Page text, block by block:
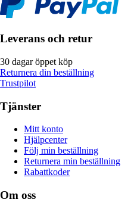
Leverans och retur
30 dagar öppet köp
Returnera din beställning
Trustpilot
Tjänster
Mitt konto
Hjälpcenter
Följ min beställning
Returnera min beställning
Rabattkoder
Om oss